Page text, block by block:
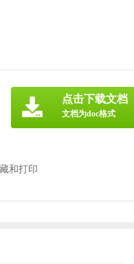
和打印
点击下载文档
文档为doc格式